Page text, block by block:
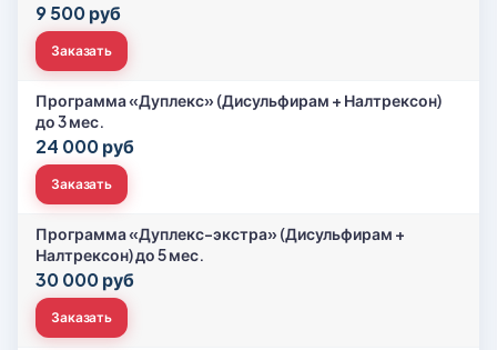
9 500 руб
Заказать
Программа «Дуплекс» (Дисульфирам + Налтрексон)
до 3 мес.
24 000 руб
Заказать
Программа «Дуплекс-экстра» (Дисульфирам +
Налтрексон) до 5 мес.
30 000 руб
Заказать